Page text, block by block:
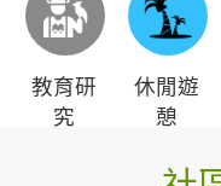
教育研
究
休閒遊
憩